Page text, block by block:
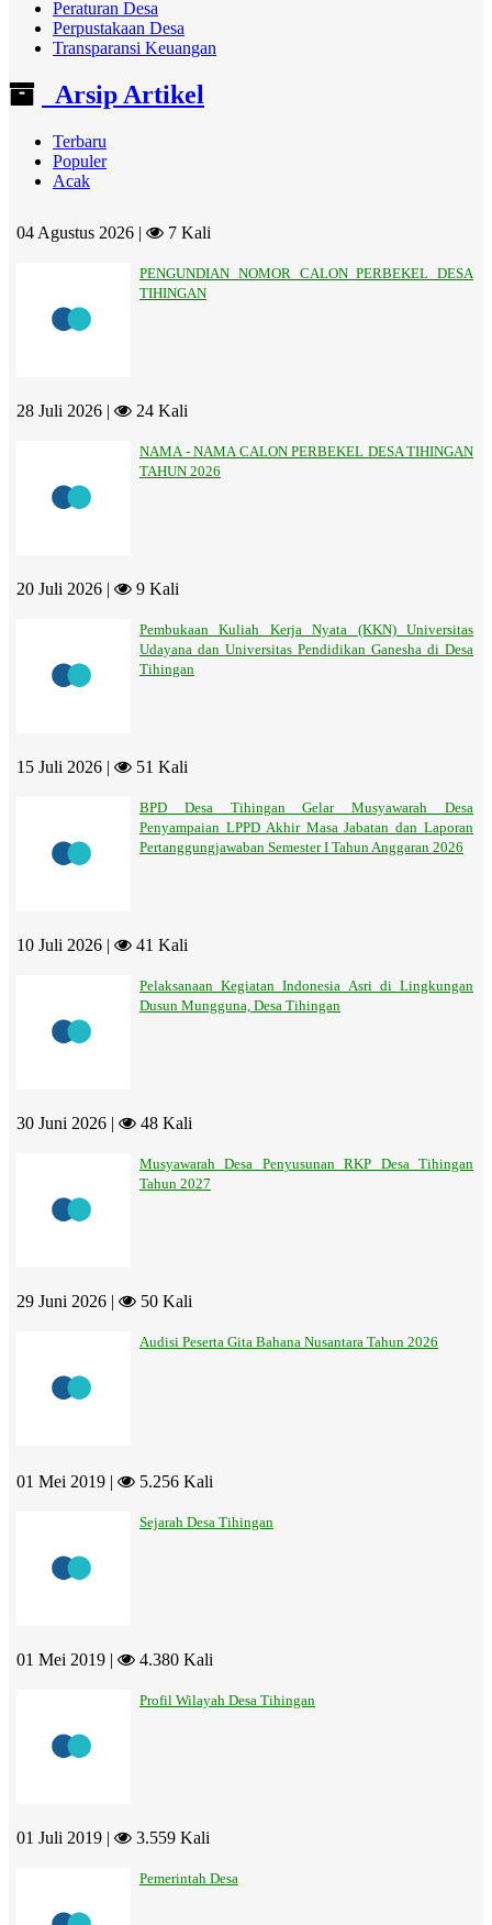
Peraturan Desa
Perpustakaan Desa
Transparansi Keuangan
Arsip Artikel
Terbaru
Populer
Acak
04 Agustus 2026 | 7 Kali
PENGUNDIAN NOMOR CALON PERBEKEL DESA
TIHINGAN
28 Juli 2026 | 24 Kali
NAMA - NAMA CALON PERBEKEL DESA TIHINGAN
TAHUN 2026
20 Juli 2026 | 9 Kali
Pembukaan Kuliah Kerja Nyata (KKN) Universitas
Udayana dan Universitas Pendidikan Ganesha di Desa
Tihingan
15 Juli 2026 | 51 Kali
BPD Desa Tihingan Gelar Musyawarah Desa
Penyampaian LPPD Akhir Masa Jabatan dan Laporan
Pertanggungjawaban Semester I Tahun Anggaran 2026
10 Juli 2026 | 41 Kali
Pelaksanaan Kegiatan Indonesia Asri di Lingkungan
Dusun Mungguna, Desa Tihingan
30 Juni 2026 | 48 Kali
Musyawarah Desa Penyusunan RKP Desa Tihingan
Tahun 2027
29 Juni 2026 | 50 Kali
Audisi Peserta Gita Bahana Nusantara Tahun 2026
01 Mei 2019 | 5.256 Kali
Sejarah Desa Tihingan
01 Mei 2019 | 4.380 Kali
Profil Wilayah Desa Tihingan
01 Juli 2019 | 3.559 Kali
Pemerintah Desa